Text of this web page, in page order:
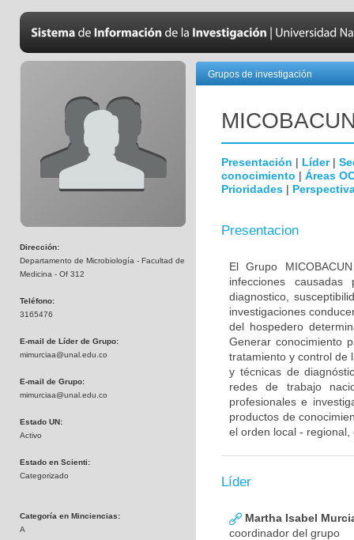
Dirección:
Departamento de Microbiología - Facultad de
Medicina - Of 312
Teléfono:
3165476
E-mail de Líder de Grupo:
mimurciaa@unal.edu.co
E-mail de Grupo:
mimurciaa@unal.edu.co
Estado UN:
Activo
Estado en Scienti:
Categorizado
Categoría en Minciencias:
A
Grupos de investigación
Presentación | Líder|
conocimiento | Áreas
Prioridades |
Presentacion
El Grupo
infecciones
diagnostico,
investigaciones
del hospedero
Generar conocimiento
tratamiento y control de
y técnicas de
redes de trabajo
profesionales e
productos de
el orden local -
Líder
Martha Isabel
coordinador del grupo